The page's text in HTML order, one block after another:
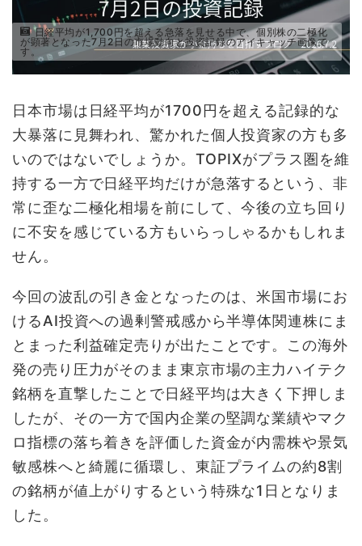
日経平均が1,700円を超える急落を見せる中で、個別株の二極化
が顕著となった7月2日の市場動向と投資記録のアイキャッチ画像で
す。
日本市場は日経平均が1700円を超える記録的な
大暴落に見舞われ、驚かれた個人投資家の方も多
いのではないでしょうか。TOPIXがプラス圏を維
持する一方で日経平均だけが急落するという、非
常に歪な二極化相場を前にして、今後の立ち回り
に不安を感じている方もいらっしゃるかもしれま
せん。
今回の波乱の引き金となったのは、米国市場にお
けるAI投資への過剰警戒感から半導体関連株にま
とまった利益確定売りが出たことです。この海外
発の売り圧力がそのまま東京市場の主力ハイテク
銘柄を直撃したことで日経平均は大きく下押しま
したが、その一方で国内企業の堅調な業績やマク
ロ指標の落ち着きを評価した資金が内需株や景気
敏感株へと綺麗に循環し、東証プライムの約8割
の銘柄が値上がりするという特殊な1日となりま
した。